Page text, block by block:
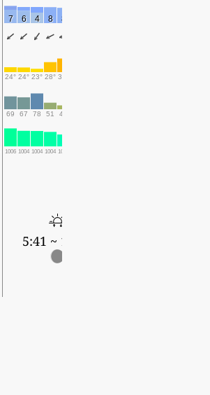
7 6 4 8 8
24° 24° 23° 28° 31°
69 67 78 51 43
1006 1004 1004 1004 1002
5:41 ~ 19:18